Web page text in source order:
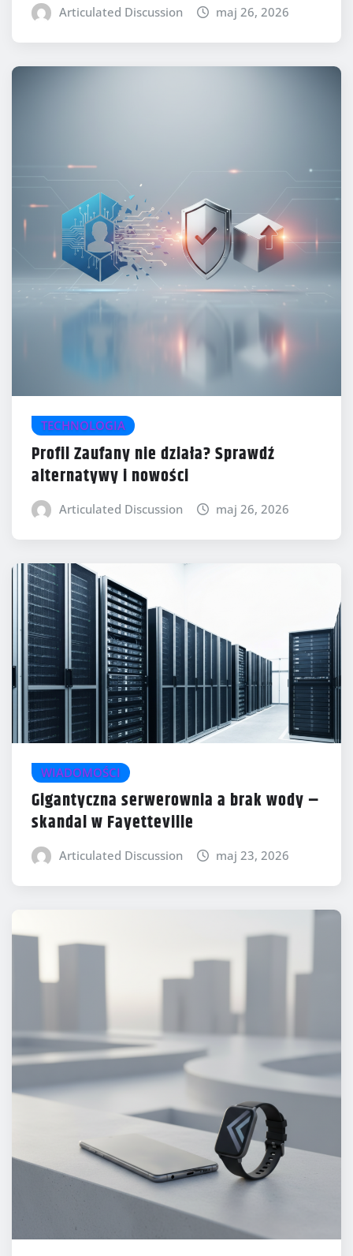
Articulated Discussion maj 26, 2026
TECHNOLOGIA
Profil Zaufany nie działa? Sprawdź
alternatywy i nowości
Articulated Discussion maj 26, 2026
WIADOMOŚCI
Gigantyczna serwerownia a brak wody –
skandal w Fayetteville
Articulated Discussion maj 23, 2026